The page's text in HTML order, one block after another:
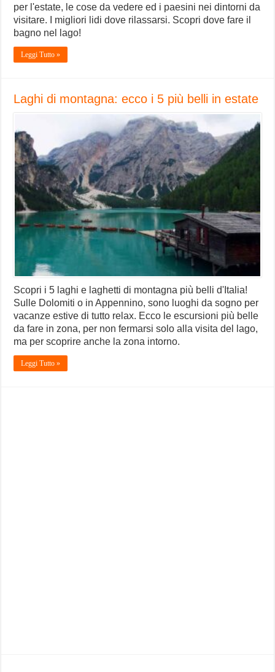
per l'estate, le cose da vedere ed i paesini nei dintorni da
visitare. I migliori lidi dove rilassarsi. Scopri dove fare il
bagno nel lago!
Leggi Tutto »
Laghi di montagna: ecco i 5 più belli in estate
Scopri i 5 laghi e laghetti di montagna più belli d'Italia!
Sulle Dolomiti o in Appennino, sono luoghi da sogno per
vacanze estive di tutto relax. Ecco le escursioni più belle
da fare in zona, per non fermarsi solo alla visita del lago,
ma per scoprire anche la zona intorno.
Leggi Tutto »